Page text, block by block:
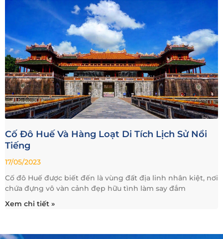
Cố Đô Huế Và Hàng Loạt Di Tích Lịch Sử Nổi
Tiếng
17/05/2023
Cố đô Huế được biết đến là vùng đất địa linh nhân kiệt, nơi
chứa đựng vô vàn cảnh đẹp hữu tình làm say đắm
Xem chi tiết »